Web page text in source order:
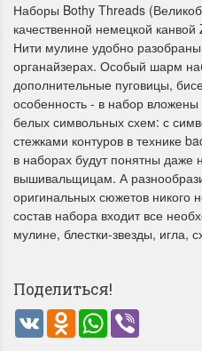
!! СКИДКА 20% ‼️ с 1 до 3 июня
честь первого летнего дня
Чудетство...
ПОДРОБНЕЕ
Анастасия Туманова
1 июня 2024 11:29
Dimensions
Наборы Bothy Threads
качественной немецкой
Нити мулине удобно
органайзерах. Особый шарм
дополнительные пуговицы,
особенность - в набор
белых символьных схем: с
стежками контуров в технике
в наборах будут понятны
вышивальщицам. А
оригинальных сюжетов никого
состав набора входит все
мулине, блестки-звезды, игла,
Поделиться!
VK Odnoklassniki
WhatsApp